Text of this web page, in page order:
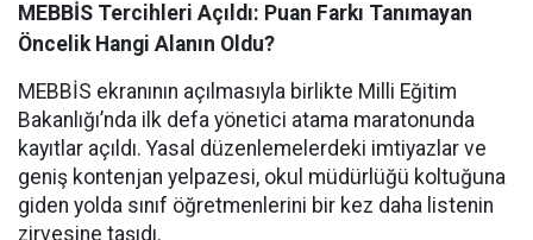
MEBBİS Tercihleri Açıldı: Puan Farkı Tanımayan
Öncelik Hangi Alanın Oldu?
MEBBİS ekranının açılmasıyla birlikte Milli Eğitim
Bakanlığı’nda ilk defa yönetici atama maratonunda
kayıtlar açıldı. Yasal düzenlemelerdeki imtiyazlar ve
geniş kontenjan yelpazesi, okul müdürlüğü koltuğuna
giden yolda sınıf öğretmenlerini bir kez daha listenin
zirvesine taşıdı.